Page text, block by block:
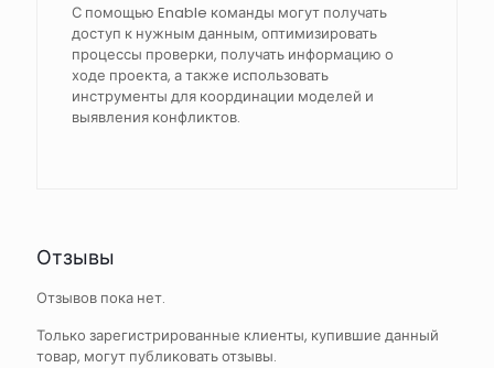
С помощью Enable команды могут получать
доступ к нужным данным, оптимизировать
процессы проверки, получать информацию о
ходе проекта, а также использовать
инструменты для координации моделей и
выявления конфликтов.
Отзывы
Отзывов пока нет.
Только зарегистрированные клиенты, купившие данный
товар, могут публиковать отзывы.